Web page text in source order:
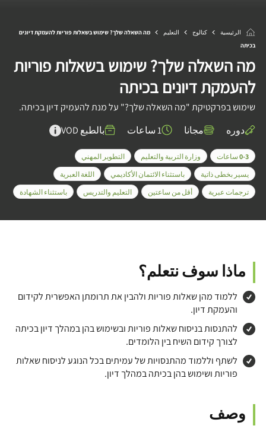
الرئيسية كتالوج التعليم
מה השאלה שלך? שימוש בשאלות פוריות להעמקת דיונים
בכיתה
מה השאלה שלך? שימוש בשאלות פוריות
להעמקת דיונים בכיתה
שימוש בפרקטיקת "מה השאלה שלך?" על מנת להעמיק דיון בכיתה.
دوره
مجانا 1 ساعات بالطبع VOD
0-3 ساعات وزارة التربية والتعليم
التطوير المهني
يسير بخطى ذاتية
باستثناء الائتمان الأكاديمي
اللغة العبرية
ترجمات عبرية
أقل من ساعتين التعليم والتدريس باستثناء الشهادة
ماذا سوف نتعلم؟
ללמוד מהן שאלות פוריות ולהבין את תרומתן האפשרית לקידום
והעמקת דיון.
להתנסות בניסוח שאלות פוריות ובשימוש בהן במהלך דיון בכיתה
לצורך קידום השיח בין הלומדים.
לשתף וללמוד מהתנסויות של עמיתים בכל הנוגע לניסוח שאלות
פוריות ושימוש בהן בכיתה במהלך דיון.
وصف